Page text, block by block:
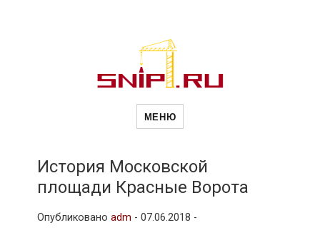
Новости
и
другие связанные со стройкой
МЕНЮ
История Московской
площади Красные Ворота
Опубликовано adm - 07.06.2018 -